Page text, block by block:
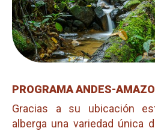
PROGRAMA ANDES-
Gracias a su ubicación
alberga una variedad única